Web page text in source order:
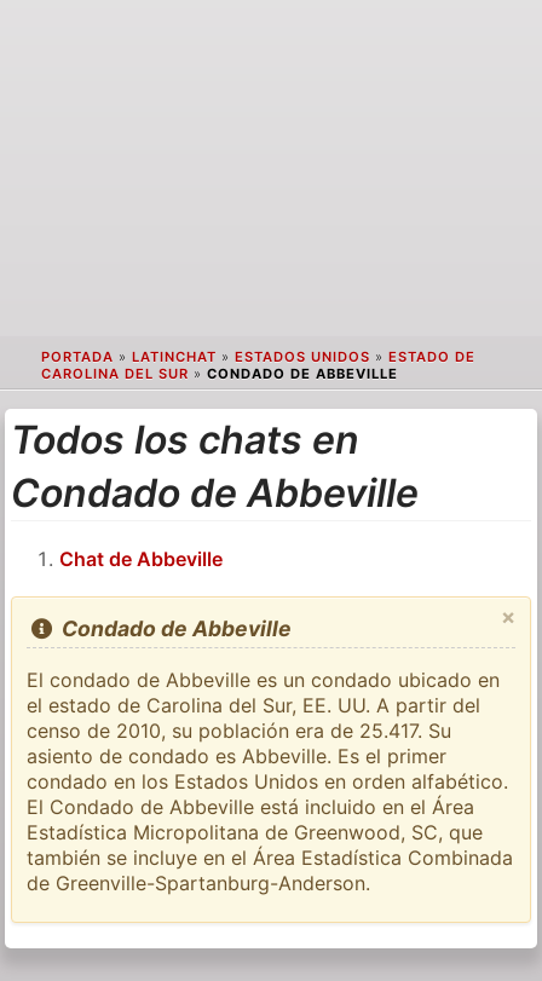
PORTADA » LATINCHAT » ESTADOS UNIDOS » ESTADO DE
CAROLINA DEL SUR » CONDADO DE ABBEVILLE
Todos los chats en
Condado de Abbeville
Chat de Abbeville
×
Condado de Abbeville
El condado de Abbeville es un condado ubicado en
el estado de Carolina del Sur, EE. UU. A partir del
censo de 2010, su población era de 25.417. Su
asiento de condado es Abbeville. Es el primer
condado en los Estados Unidos en orden alfabético.
El Condado de Abbeville está incluido en el Área
Estadística Micropolitana de Greenwood, SC, que
también se incluye en el Área Estadística Combinada
de Greenville-Spartanburg-Anderson.